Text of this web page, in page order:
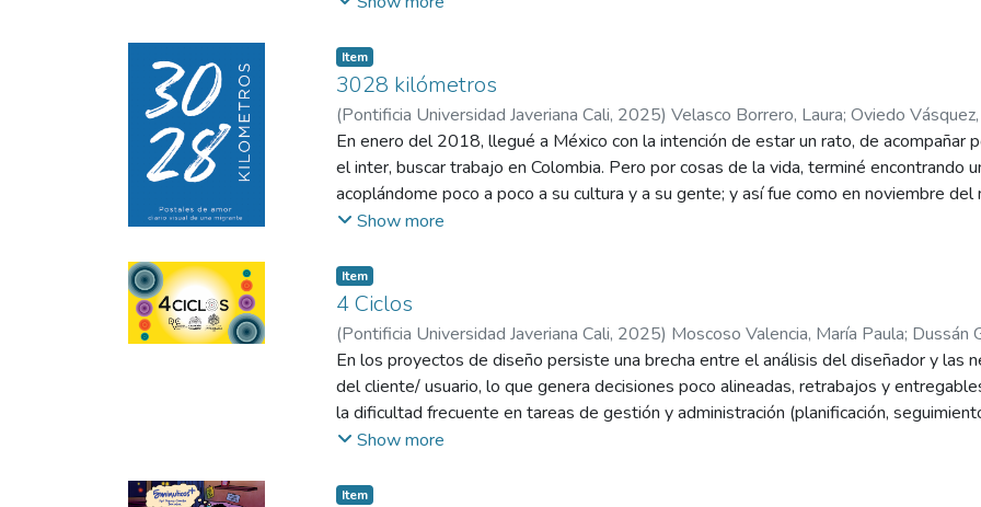
Item
3028 kilómetros
(Pontificia Universidad Javeriana Cali, 2025) Velasco Borrero, Laura; Oviedo
En enero del 2018, llegué a México con la intención de estar un rato, de acompañar
el inter, buscar trabajo en Colombia. Pero por cosas de la vida, terminé encontrando
acoplándome poco a poco a su cultura y a su gente; y así fue como en noviembre del
burocráticos y filas bajo el sol para firmar papeles infinitos, me convertí oficialmente
residente con la posibilidad de naturalizarme si así lo deseo. Siempre fui consciente
persona y su entorno, su ambiente, su cuerpo, el cómo nos relacionamos con lo que
nuestra identidad; pero no le había dado una importancia real hasta que salí del país.
valluna; y aunque lo sigo siendo y siempre lo voy a ser, ahora también soy migrante,
que no solo he aprendido a aceptar, sino también a querer, a tenerle cariño.
cosas de forma diferente, en que busques los paralelos entre la vida que dejaste y la
espejo y darte cuenta de que eres y no eres al mismo tiempo; es enfrentarte al
viviendo en Cali, una Laura que no sabía lo que significaba migrar, salir del país para
Show more
Item
4 Ciclos
(Pontificia Universidad Javeriana Cali, 2025) Moscoso Valencia, María Paula; Dussán
En los proyectos de diseño persiste una brecha entre el análisis del diseñador y las
del cliente/ usuario, lo que genera decisiones poco alineadas, retrabajos y
la dificultad frecuente en tareas de gestión y administración (planificación,
la calidad y los tiempos. Según Céspedes (2023, p. 27), “con frecuencia, algunos
llevar a cabo cualquier actividad o proyecto relacionado con el Diseño”. Por ello se
Show more
Item